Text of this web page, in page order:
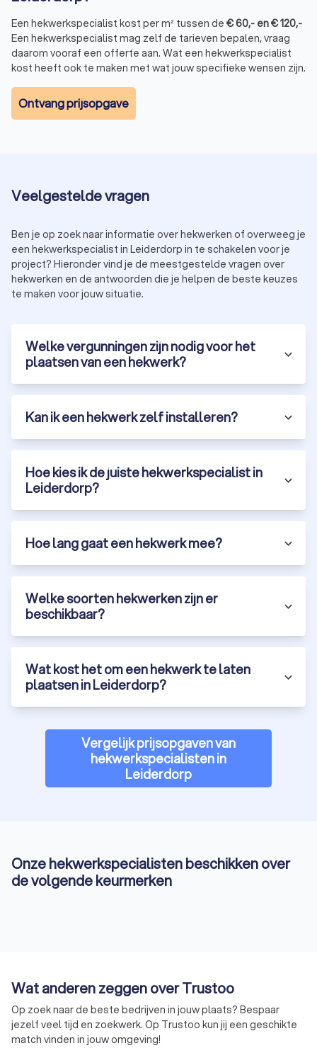
en bereid is eventuele problemen in de toekomst op te
lossen.
Door deze tips te volgen, kun je een hekwerkspecialist in
Leiderdorp vinden die aan jouw specifieke behoeften en
verwachtingen voldoet, waardoor je jarenlang van een mooi
juiste specialist in Leiderdorp kan je helpen jouw plannen te
nog offertes aan van vier hekwerkspecialisten in Leiderdorp
en vind de hekwerkspecialist die bij jou past.
Een hekwerkspecialist kost per m² tussen de €60,- en€120,-
Een hekwerkspecialist mag zelf de tarieven bepalen, vraag
daarom vooraf een offerte aan. Wat een hekwerkspecialist
kost heeft ook te maken met wat jouw specifieke wensen zijn.
Ontvang prijsopgave
Veelgestelde vragen
Ben je op zoek naar informatie over hekwerken of overweeg je
een hekwerkspecialist in Leiderdorp in te schakelen voor je
project? Hieronder vind je de meestgestelde vragen over
hekwerken en de antwoorden die je helpen de beste keuzes
te maken voor jouw situatie.
Welke vergunningen zijn nodig voor het
plaatsen van een hekwerk?
Kan ik een hekwerk zelf installeren?
Hoe kies ik de juiste hekwerkspecialist in
Leiderdorp?
Hoe lang gaat een hekwerk mee?
Welke soorten hekwerken zijn er
beschikbaar?
Wat kost het om een hekwerk te laten
plaatsen in Leiderdorp?
Vergelijk prijsopgaven van
hekwerkspecialisten in
Leiderdorp
Onze hekwerkspecialisten beschikken over
de volgende keurmerken
Wat anderen zeggen over Trustoo
Op zoek naar de beste bedrijven in jouw plaats? Bespaar
jezelf veel tijd en zoekwerk. Op Trustoo kun jij een geschikte
match vinden in jouw omgeving!